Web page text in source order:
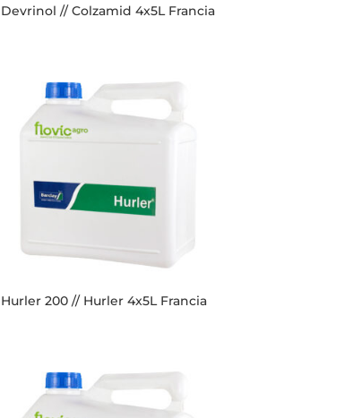
Devrinol // Colzamid 4x5L Francia
Hurler 200 // Hurler 4x5L Francia